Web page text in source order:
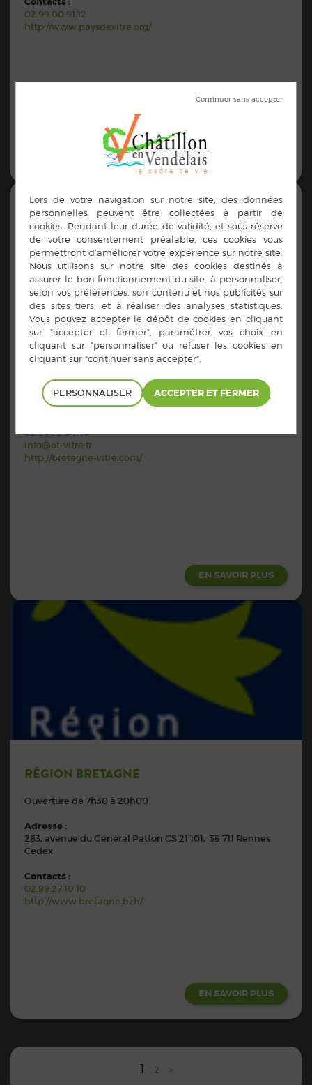
02.99.00.91.12
http://www.paysdevitre.org/
EN SAVOIR PLUS
OFFICE DU TOURISME DU PAYS DE VITRÉ
Adresse :
Place Général De Gaulle 35500 Vitré
02.99.75.04.46
info@ot-vitre.fr
http://bretagne-vitre.com/
EN SAVOIR PLUS
RÉGION BRETAGNE
Ouverture de 7h30 à 20h00
Adresse :
283, avenue du Général Patton CS 21 101, 35 711 Rennes
Cedex
Contacts :
02.99.27.10.10
http://www.bretagne.bzh/
EN SAVOIR PLUS
1 2 >
PERSONNALISER